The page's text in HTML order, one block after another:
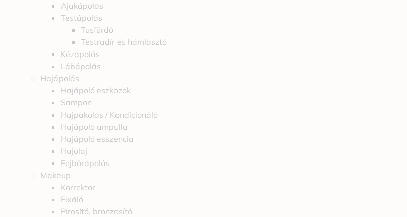
Ajakápolás
Testápolás
Tusfürdő
Testradír és hámlasztó
Kézápolás
Lábápolás
Hajápolás
Hajápoló eszközök
Sampon
Hajpakolás / Kondícionáló
Hajápoló ampulla
Hajápoló esszencia
Hajolaj
Fejbőrápolás
Makeup
Korrektor
Fixáló
Pirosító, bronzosító